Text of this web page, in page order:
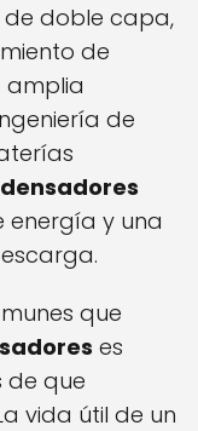
doble capa,
de
amplia
de
y una
que
es
de que
vida útil de un